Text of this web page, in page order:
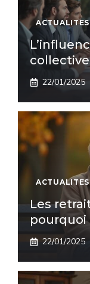
ACTUALITES
22/01/2025
ACTUALITES
Les
pourquoi
22/01/2025